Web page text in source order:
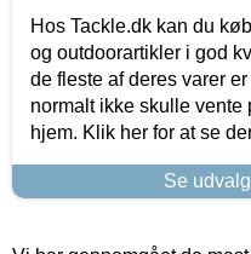
Hos Tackle.dk kan du
og outdoorartikler i god
de fleste af deres varer
normalt ikke skulle vente
hjem. Klik her for at se
Se